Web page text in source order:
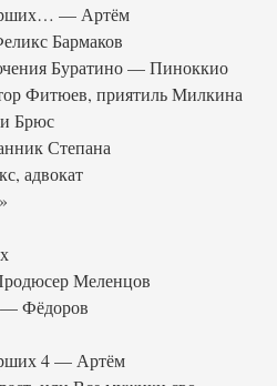
— Артём
Бармаков
Буратино — Пиноккио
Фитюев, приятиль Милкина
Брюс
Степана
адвокат
Меленцов
Фёдоров
4 — Артём